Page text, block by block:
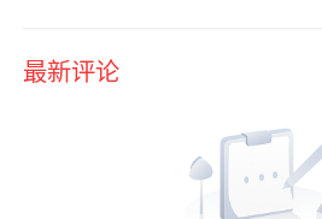
最新评论